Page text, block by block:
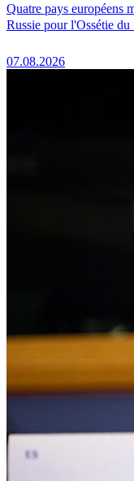
Quatre pays européens
Russie pour l'Ossétie du
07.08.2026